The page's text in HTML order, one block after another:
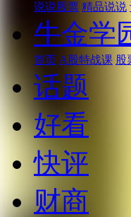
说说股票 精品说说
牛金学
首页 A股特战课 股
话题
好看
快评
财商